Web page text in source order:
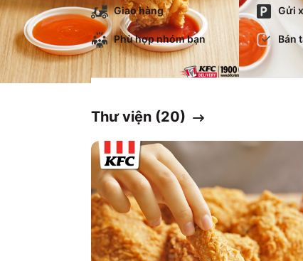
Giao hàng Gửi
Phù hợp nhóm bạn Bán
Thư viện (20)